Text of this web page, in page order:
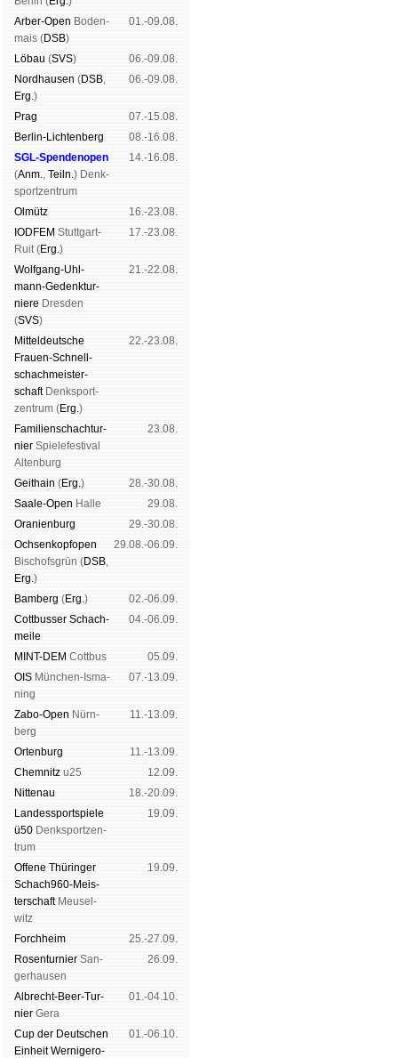
Arber-Open Boden­
mais (DSB)
01.-09.08.
Lö­bau (SVS)
06.-09.08.
Nord­hau­sen (DSB,
Erg.)
06.-09.08.
Prag
07.-15.08.
Berlin-Lich­ten­berg
08.-16.08.
SGL-Spenden­open
(Anm., Teiln.) Denk­
sport­zen­trum
14.-16.08.
Ol­mütz
16.-23.08.
IODFEM Stutt­gart-
Ruit (Erg.)
17.-23.08.
Wolf­gang-Uhl­
mann-Ge­denk­tur­
niere Dres­den
(SVS)
21.-22.08.
Mit­tel­deu­tsche
Frauen-Schnell­
schach­meis­ter­
schaftDenk­sport­
zen­trum (Erg.)
22.-23.08.
Familien­schach­tur­
nier Spiele­fes­ti­val
Al­ten­burg
23.08.
Geit­hain (Erg.)
28.-30.08.
Saale-Open Halle
29.08.
Oranien­burg
29.-30.08.
Och­sen­kopf­open
Bischofs­grün (DSB,
Erg.)
29.08.-06.09.
Bam­berg (Erg.)
02.-06.09.
Cott­busser Schach­
meile
04.-06.09.
MINT-DEM Cott­bus
05.09.
OIS Mün­chen-Is­ma­
ning
07.-13.09.
Zabo-Open Nürn­
berg
11.-13.09.
Orten­burg
11.-13.09.
Chem­nitz u25
12.09.
Nitte­nau
18.-20.09.
Landes­sport­spiele
ü50 Denk­sport­zen­
trum
19.09.
Offene Thü­rin­ger
Schach960-Meis­
ter­schaftMeu­sel­
witz
19.09.
Forch­heim
25.-27.09.
Rosen­tur­nier San­
ger­hau­sen
26.09.
Albrecht-Beer-Tur­
nier Ge­ra
01.-04.10.
Cup der Deut­schen
Ein­heit Wer­ni­ge­ro­
01.-06.10.